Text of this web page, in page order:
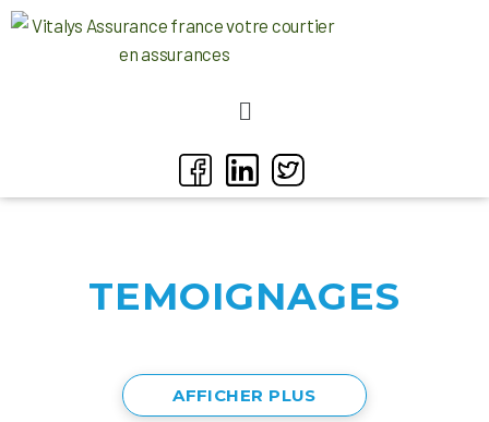
TEMOIGNAGES
AFFICHER PLUS